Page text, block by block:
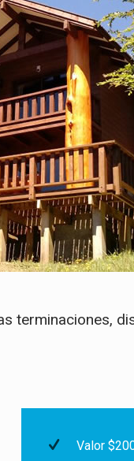
terminaciones,
Valor